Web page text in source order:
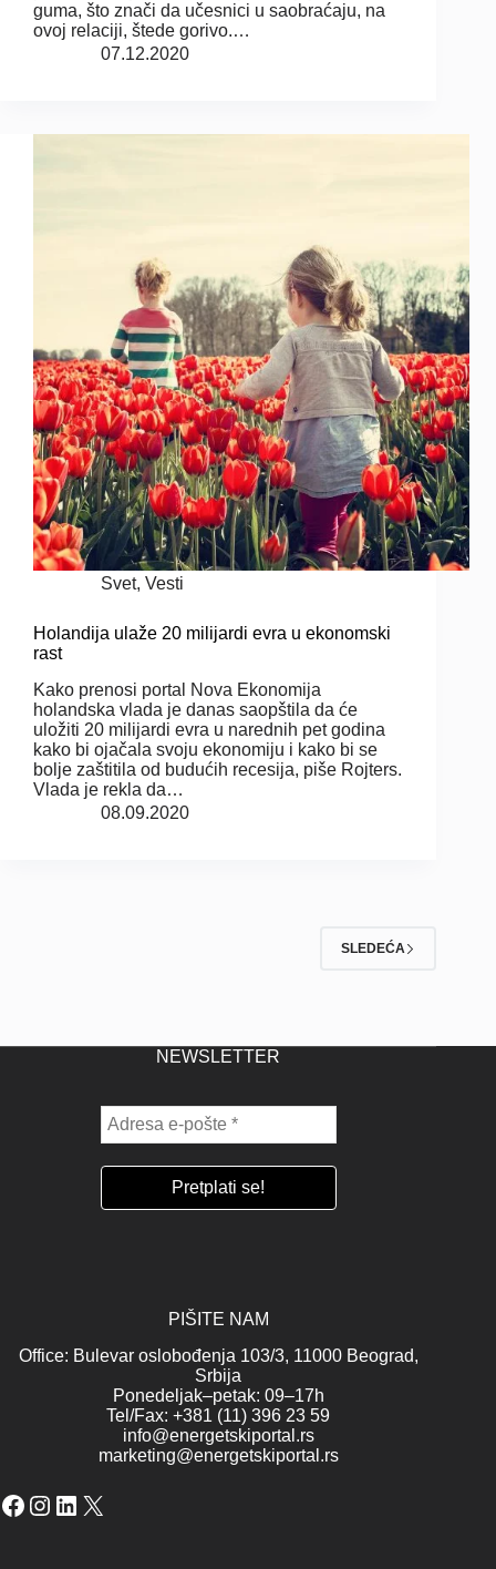
guma, što znači da učesnici u saobraćaju, na
ovoj relaciji, štede gorivo.…
07.12.2020
Svet, Vesti
Holandija ulaže 20 milijardi evra u ekonomski
rast
Kako prenosi portal Nova Ekonomija
holandska vlada je danas saopštila da će
uložiti 20 milijardi evra u narednih pet godina
kako bi ojačala svoju ekonomiju i kako bi se
bolje zaštitila od budućih recesija, piše Rojters.
Vlada je rekla da…
08.09.2020
SLEDEĆA
NEWSLETTER
PIŠITE NAM
Office: Bulevar oslobođenja 103/3, 11000 Beograd,
Srbija
Ponedeljak–petak: 09–17h
Tel/Fax: +381 (11) 396 23 59
info@energetskiportal.rs
marketing@energetskiportal.rs
Facebook
Instagram
LinkedIn
X